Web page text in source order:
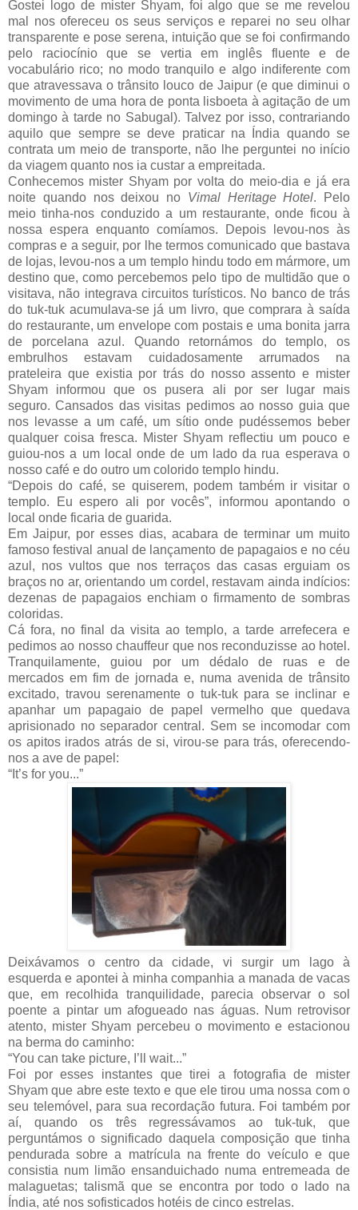
Gostei logo de mister Shyam, foi algo que se me revelou
mal nos ofereceu os seus serviços e reparei no seu olhar
transparente e pose serena, intuição que se foi confirmando
pelo raciocínio que se vertia em inglês fluente e de
vocabulário rico; no modo tranquilo e algo indiferente com
que atravessava o trânsito louco de Jaipur (e que diminui o
movimento de uma hora de ponta lisboeta à agitação de um
domingo à tarde no Sabugal). Talvez por isso, contrariando
aquilo que sempre se deve praticar na Índia quando se
contrata um meio de transporte, não lhe perguntei no início
da viagem quanto nos ia custar a empreitada.
Conhecemos mister Shyam por volta do meio-dia e já era
noite quando nos deixou no Vimal Heritage Hotel. Pelo
meio tinha-nos conduzido a um restaurante, onde ficou à
nossa espera enquanto comíamos. Depois levou-nos às
compras e a seguir, por lhe termos comunicado que bastava
de lojas, levou-nos a um templo hindu todo em mármore, um
destino que, como percebemos pelo tipo de multidão que o
visitava, não integrava circuitos turísticos. No banco de trás
do tuk-tuk acumulava-se já um livro, que comprara à saída
do restaurante, um envelope com postais e uma bonita jarra
de porcelana azul. Quando retornámos do templo, os
embrulhos estavam cuidadosamente arrumados na
prateleira que existia por trás do nosso assento e mister
Shyam informou que os pusera ali por ser lugar mais
seguro. Cansados das visitas pedimos ao nosso guia que
nos levasse a um café, um sítio onde pudéssemos beber
qualquer coisa fresca. Mister Shyam reflectiu um pouco e
guiou-nos a um local onde de um lado da rua esperava o
nosso café e do outro um colorido templo hindu.
“Depois do café, se quiserem, podem também ir visitar o
templo. Eu espero ali por vocês”, informou apontando o
local onde ficaria de guarida.
Em Jaipur, por esses dias, acabara de terminar um muito
famoso festival anual de lançamento de papagaios e no céu
azul, nos vultos que nos terraços das casas erguiam os
braços no ar, orientando um cordel, restavam ainda indícios:
dezenas de papagaios enchiam o firmamento de sombras
coloridas.
Cá fora, no final da visita ao templo, a tarde arrefecera e
pedimos ao nosso chauffeur que nos reconduzisse ao hotel.
Tranquilamente, guiou por um dédalo de ruas e de
mercados em fim de jornada e, numa avenida de trânsito
excitado, travou serenamente o tuk-tuk para se inclinar e
apanhar um papagaio de papel vermelho que quedava
aprisionado no separador central. Sem se incomodar com
os apitos irados atrás de si, virou-se para trás, oferecendo-
nos a ave de papel:
“It’s for you...”
Deixávamos o centro da cidade, vi surgir um lago à
esquerda e apontei à minha companhia a manada de vacas
que, em recolhida tranquilidade, parecia observar o sol
poente a pintar um afogueado nas águas. Num retrovisor
atento, mister Shyam percebeu o movimento e estacionou
na berma do caminho:
“You can take picture, I’ll wait...”
Foi por esses instantes que tirei a fotografia de mister
Shyam que abre este texto e que ele tirou uma nossa com o
seu telemóvel, para sua recordação futura. Foi também por
aí, quando os três regressávamos ao tuk-tuk, que
perguntámos o significado daquela composição que tinha
pendurada sobre a matrícula na frente do veículo e que
consistia num limão ensanduichado numa entremeada de
malaguetas; talismã que se encontra por todo o lado na
Índia, até nos sofisticados hotéis de cinco estrelas.